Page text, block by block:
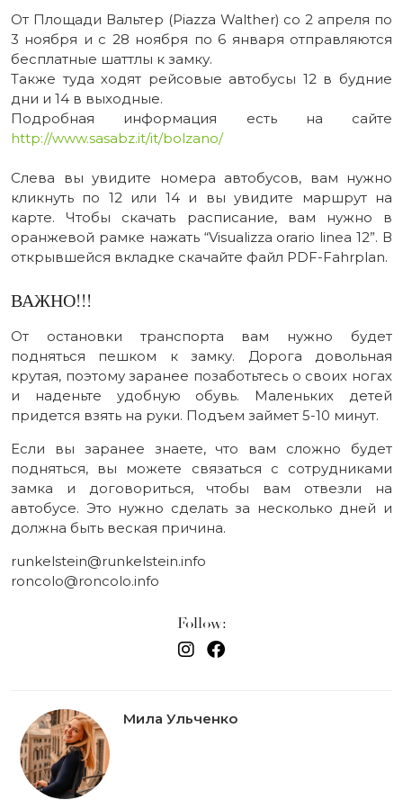
От Площади Вальтер (Piazza Walther) со 2 апреля по
3 ноября и с 28 ноября по 6 января отправляются
бесплатные шаттлы к замку.
Также туда ходят рейсовые автобусы 12 в будние
дни и 14 в выходные.
Подробная информация есть на сайте
http://www.sasabz.it/it/bolzano/
Слева вы увидите номера автобусов, вам нужно
кликнуть по 12 или 14 и вы увидите маршрут на
карте. Чтобы скачать расписание, вам нужно в
оранжевой рамке нажать “Visualizza orario linea 12”. В
открывшейся вкладке скачайте файл PDF-Fahrplan.
ВАЖНО!!!
От остановки транспорта вам нужно будет
подняться пешком к замку. Дорога довольная
крутая, поэтому заранее позаботьтесь о своих ногах
и наденьте удобную обувь. Маленьких детей
придется взять на руки. Подъем займет 5-10 минут.
Если вы заранее знаете, что вам сложно будет
подняться, вы можете связаться с сотрудниками
замка и договориться, чтобы вам отвезли на
автобусе. Это нужно сделать за несколько дней и
должна быть веская причина.
runkelstein@runkelstein.info
roncolo@roncolo.info
Follow:
Мила Ульченко